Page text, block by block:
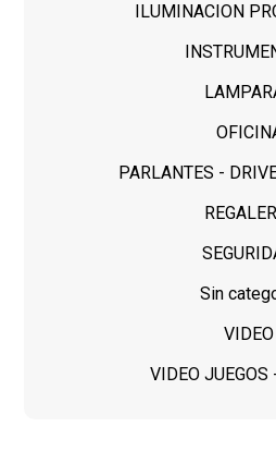
ILUMINACION
PARLANTES -
Sin
VIDEO
VIDEO JUEGOS